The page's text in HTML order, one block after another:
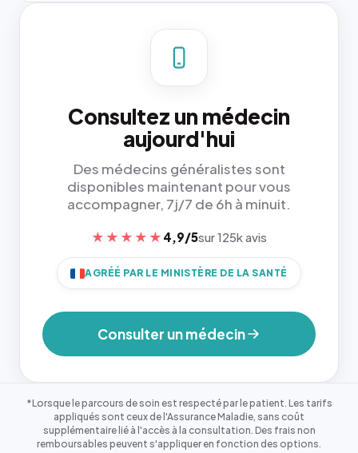
Consultez un médecin
aujourd'hui
Des médecins généralistes sont
disponibles maintenant pour vous
accompagner, 7j/7 de 6h à minuit.
★★★★★ 4,9/5sur 125k avis
AGRÉÉ PAR LE MINISTÈRE DE LA SANTÉ
Consulter un médecin
*Lorsque le parcours de soin est respecté par le patient. Les tarifs
appliqués sont ceux de l'Assurance Maladie, sans coût
supplémentaire lié à l'accès à la consultation. Des frais non
remboursables peuvent s'appliquer en fonction des options.